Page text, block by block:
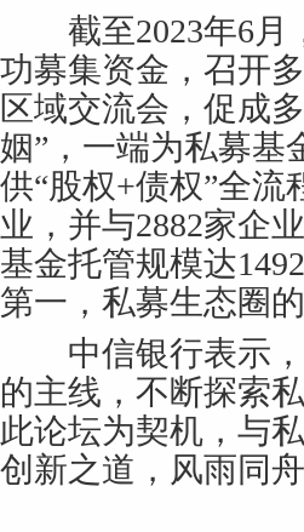
截至2023年6月
功募集资金，召开
区域交流会，促成
姻”，一端为私募基
供“股权+债权”全流
业，并与2882家企
基金托管规模达
第一，私募生态圈
中信银行表示，
的主线，不断探索
此论坛为契机，与
创新之道，风雨同